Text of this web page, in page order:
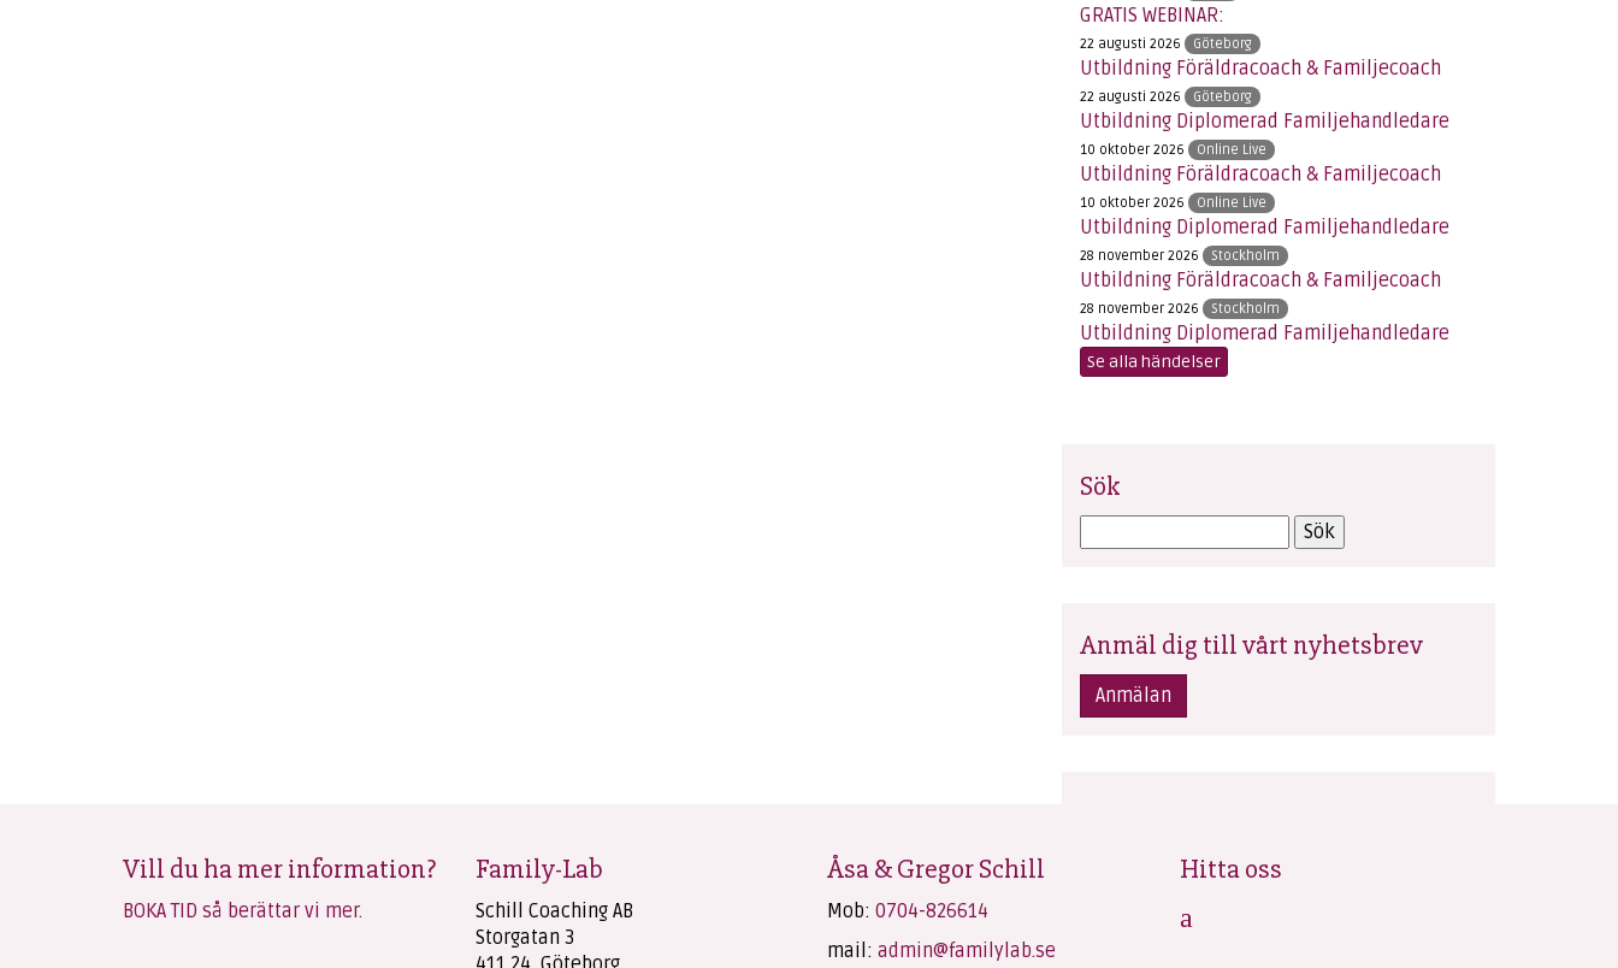
GRATIS WEBINAR:
22 augusti 2026 Göteborg
Utbildning Föräldracoach & Familjecoach
22 augusti 2026 Göteborg
Utbildning Diplomerad Familjehandledare
10 oktober 2026 Online Live
Utbildning Föräldracoach & Familjecoach
10 oktober 2026 Online Live
Utbildning Diplomerad Familjehandledare
28 november 2026 Stockholm
Utbildning Föräldracoach & Familjecoach
28 november 2026 Stockholm
Utbildning Diplomerad Familjehandledare
Se alla händelser
Sök
Anmäl dig till vårt nyhetsbrev
Anmälan
Vill du ha mer information?
BOKA TID så berättar vi mer.
Family-Lab
Schill Coaching AB
Storgatan 3
Åsa & Gregor Schill
Mob: 0704-826614
mail: admin@familylab.se
Hitta oss